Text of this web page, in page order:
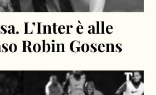
L’Inter è alle
Robin Gosens